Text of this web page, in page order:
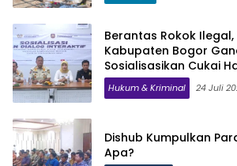
Berantas Rokok Ilegal,
Kabupaten Bogor
Sosialisasikan Cukai
Hukum & Kriminal 24 Juli
Dishub Kumpulkan
Apa?